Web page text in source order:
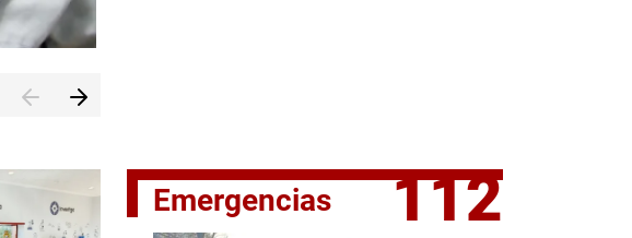
Emergencias 112